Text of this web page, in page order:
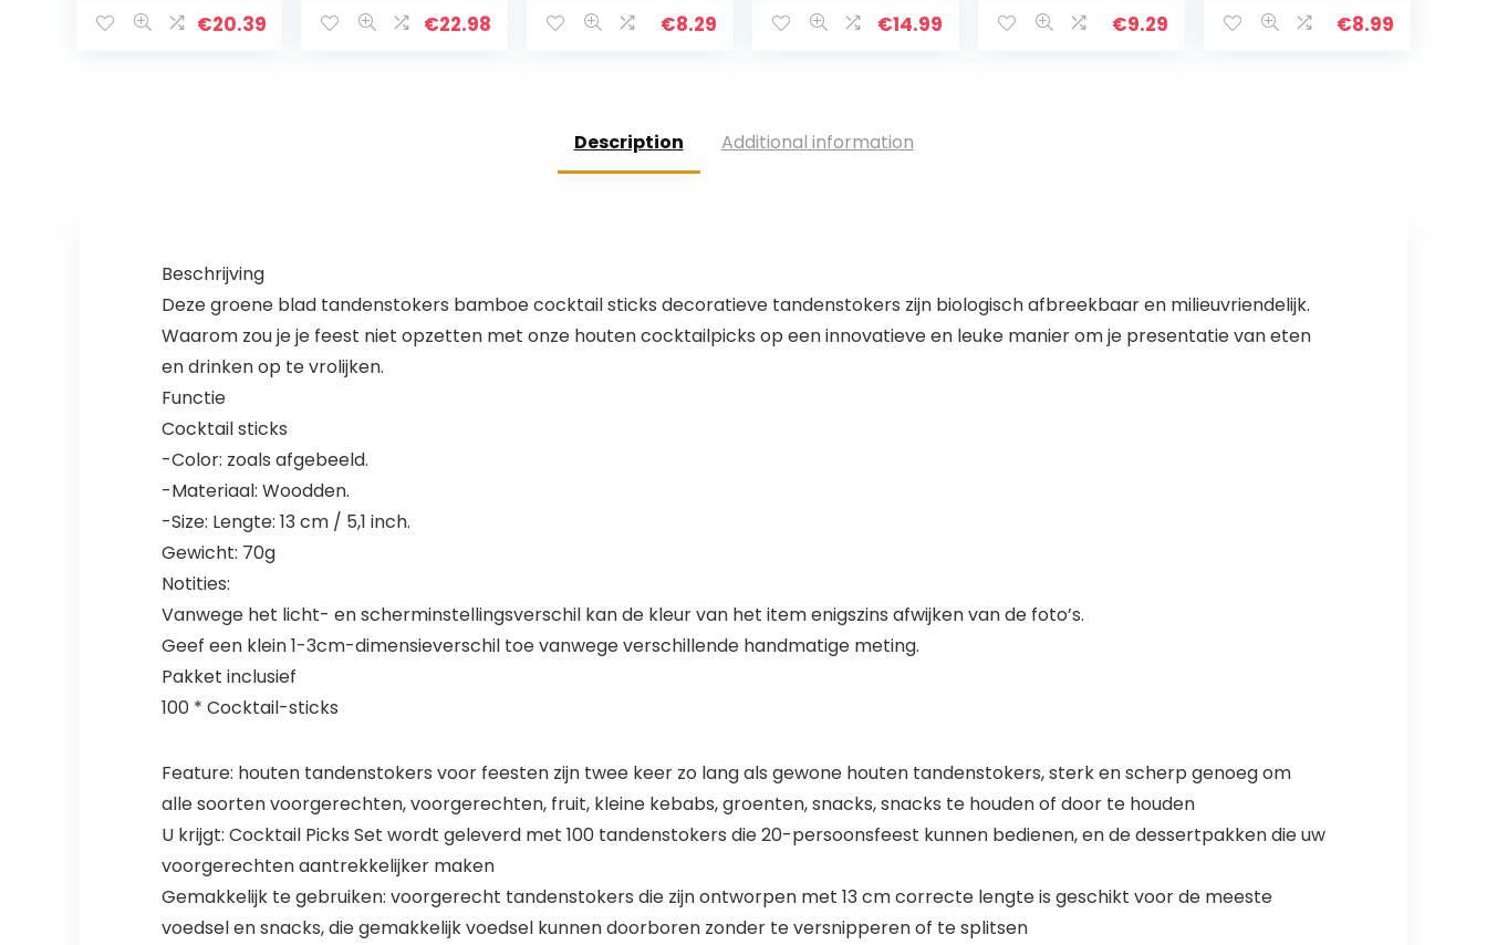
Wattenstaafje
€20.39
Cartoon Mini-
€22.98
MondhygiÃ«ne
€8.29
Wegwerp
afjes…
€14.99
uder
€9.29
Cleaning Kit
€8.99
Description Additional information
Beschrijving
Deze groene blad tandenstokers bamboe cocktail sticks decoratieve tandenstokers zijn biologisch afbreekbaar en milieuvriendelijk.
Waarom zou je je feest niet opzetten met onze houten cocktailpicks op een innovatieve en leuke manier om je presentatie van eten
en drinken op te vrolijken.
Functie
Cocktail sticks
-Color: zoals afgebeeld.
-Materiaal: Woodden.
-Size: Lengte: 13 cm / 5,1 inch.
Gewicht: 70g
Notities:
Vanwege het licht- en scherminstellingsverschil kan de kleur van het item enigszins afwijken van de foto’s.
Geef een klein 1-3cm-dimensieverschil toe vanwege verschillende handmatige meting.
Pakket inclusief
100 * Cocktail-sticks
Feature: houten tandenstokers voor feesten zijn twee keer zo lang als gewone houten tandenstokers, sterk en scherp genoeg om
alle soorten voorgerechten, voorgerechten, fruit, kleine kebabs, groenten, snacks, snacks te houden of door te houden
U krijgt: Cocktail Picks Set wordt geleverd met 100 tandenstokers die 20-persoonsfeest kunnen bedienen, en de dessertpakken die uw
voorgerechten aantrekkelijker maken
Gemakkelijk te gebruiken: voorgerecht tandenstokers die zijn ontworpen met 13 cm correcte lengte is geschikt voor de meeste
voedsel en snacks, die gemakkelijk voedsel kunnen doorboren zonder te versnipperen of te splitsen